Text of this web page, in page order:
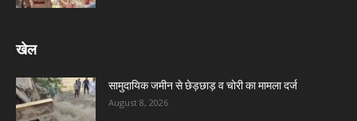
खेल
सामुदायिक जमीन से छेड़छाड़ व चोरी का मामला दर्ज
August 8, 2026